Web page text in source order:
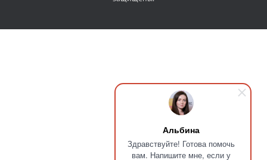
Альбина
Здравствуйте! Готова помочь
вам. Напишите мне, если у